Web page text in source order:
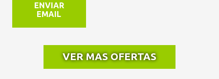
ENVIAR
EMAIL
VER MAS OFERTAS